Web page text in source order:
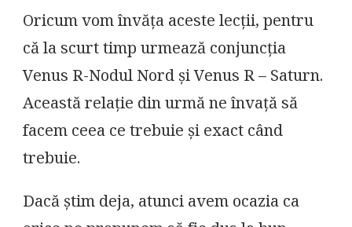
Oricum vom învăța aceste lecții, pentru
că la scurt timp urmează conjuncția
Venus R-Nodul Nord și Venus R – Saturn.
Această relație din urmă ne învață să
facem ceea ce trebuie și exact când
trebuie.
Dacă știm deja, atunci avem ocazia ca